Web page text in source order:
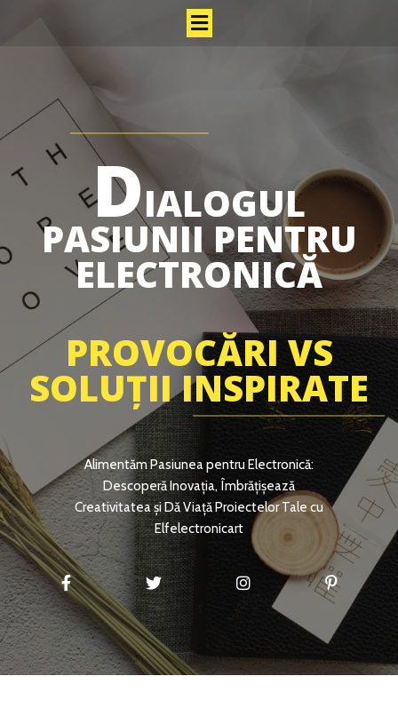
DIALOGUL
PASIUNII PENTRU
ELECTRONICĂ
PROVOCĂRI VS
SOLUȚII INSPIRATE
Alimentăm Pasiunea pentru Electronică:
Descoperă Inovația, Îmbrățișează
Creativitatea și Dă Viață Proiectelor Tale cu
Elfelectronicart